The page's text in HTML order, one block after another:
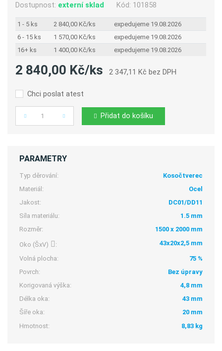
Dostupnost: externí sklad Kód: 101858
1 - 5 ks 2 840,00 Kč/ks
expedujeme 19.08.2026
6 - 15 ks
1 570,00 Kč/ks
expedujeme 19.08.2026
16+ ks
1 400,00 Kč/ks expedujeme 19.08.2026
2 840,00 Kč/ks 2 347,11 Kč bez DPH
Chci poslat atest
Počet Přidat do košíku
PARAMETRY
Typ děrování:
Kosočtverec
Materiál:
Ocel
Jakost:
DC01/DD11
Síla materiálu:
1.5 mm
Rozměr:
1500 x 2000 mm
Oko (ŠxV) : 43x20x2,5 mm
Volná plocha:
75 %
Povrch:
Bez úpravy
Korigovaná výška:
4,8 mm
Délka oka:
43 mm
Šíře oka:
20 mm
Hmotnost:
8,83 kg